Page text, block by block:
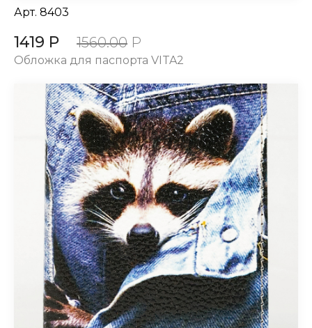
Арт. 8403
1419 Р 1560.00 Р
Обложка для паспорта VITA2